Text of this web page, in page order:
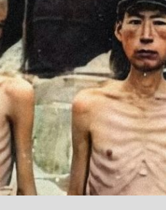
」本田圭佑が初めて明かした日本代
#藤田晋 #三山凌輝 #高市早
#玉木雄一郎
#亀和田武